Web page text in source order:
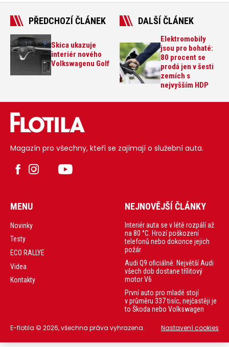
PŘEDCHOZÍ ČLÁNEK
Skica ukazuje
interiér nového
Volkswagenu Golf
DALŠÍ ČLÁNEK
Elektromobily
jsou pro bohaté:
80 procent se
prodá jen v šesti
zemích s
nejvyšším HDP
Magazín pro všechny, kteří se zajímají o služební auta.
MENU
Novinky
Testy
ECO RALLYE
Videa
Kontakty
NEJNOVĚJŠÍ ČLÁNKY
Interiér auta se v létě rozpálí až
na 80 °C. Hrozí poškození
telefonů nebo dokonce jejich
požár
Audi Q9 oficiálně: Největší Audi
všech dob dostane třílitový
motor V6
První auto pro mladé stojí
v průměru 337 tisíc, nejčastěji je
to Škoda nebo Volkswagen
E-flotila © 2026, všechna práva vyhrazena. Nastavení cookies